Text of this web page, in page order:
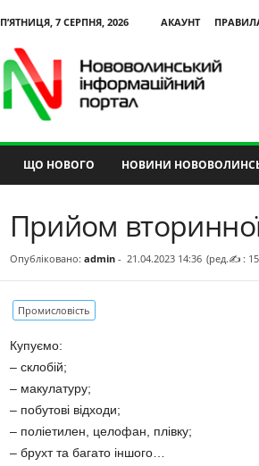
П’ЯТНИЦЯ, 7 СЕРПНЯ, 2026 АКАУНТ
ЩО НОВОГО НОВИНИ
Прийом
Опубліковано: admin - 21.04.2023 14:36 (ред.✍ :
Промисловість
Купуємо:
– склобій;
– макулатуру;
– побутові відходи;
– поліетилен, целофан, плівку;
– брухт та багато іншого…